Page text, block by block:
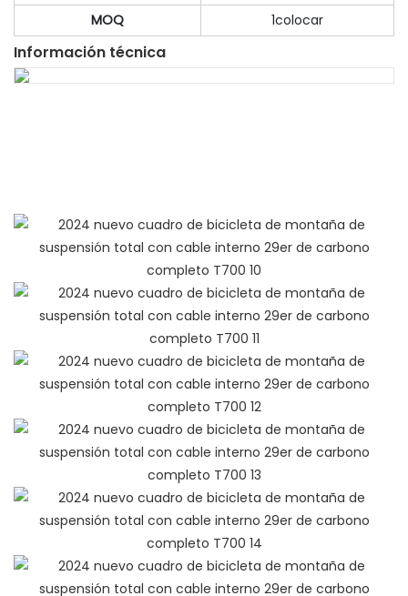
MOQ 1colocar
Información técnica